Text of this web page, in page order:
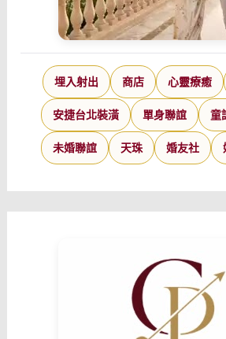
埋入射出 商店 心靈療癒
安捷台北裝潢 單身聯誼 童
未婚聯誼 天珠 婚友社